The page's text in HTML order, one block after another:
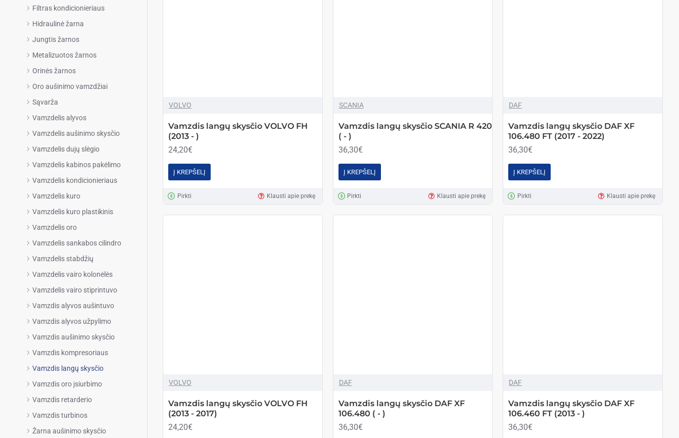
Filtras kondicionieriaus
Hidraulinė žarna
Jungtis žarnos
Metalizuotos žarnos
Orinės žarnos
Oro aušinimo vamzdžiai
Sąvarža
Vamzdelis alyvos
Vamzdelis aušinimo skysčio
Vamzdelis dujų slėgio
Vamzdelis kabinos pakėlimo
Vamzdelis kondicionieriaus
Vamzdelis kuro
Vamzdelis kuro plastikinis
Vamzdelis oro
Vamzdelis sankabos cilindro
Vamzdelis stabdžių
Vamzdelis vairo kolonėlės
Vamzdelis vairo stiprintuvo
Vamzdis alyvos aušintuvo
Vamzdis alyvos užpylimo
Vamzdis aušinimo skysčio
Vamzdis kompresoriaus
Vamzdis langų skysčio
Vamzdis oro įsiurbimo
Vamzdis retarderio
Vamzdis turbinos
Žarna aušinimo skysčio
VOLVO
Vamzdis langų skysčio VOLVO FH
(2013 - )
24,20€
Į KREPŠELĮ
Pirkti Klausti apie prekę
SCANIA
Vamzdis langų skysčio SCANIA R 420
( - )
36,30€
Į KREPŠELĮ
Pirkti Klausti apie prekę
DAF
Vamzdis langų skysčio DAF XF
106.480 FT (2017 - 2022)
36,30€
Į KREPŠELĮ
Pirkti Klausti apie prekę
VOLVO
Vamzdis langų skysčio VOLVO FH
(2013 - 2017)
24,20€
DAF
Vamzdis langų skysčio DAF XF
106.480 ( - )
36,30€
DAF
Vamzdis langų skysčio DAF XF
106.460 FT (2013 - )
36,30€